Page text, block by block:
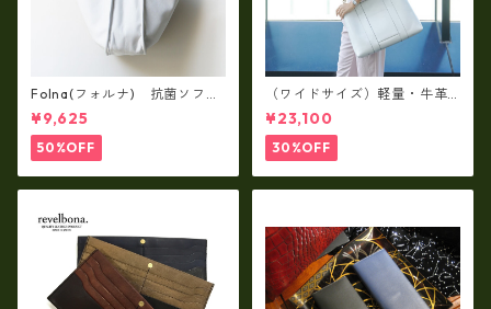
Folna(フォルナ) 抗菌ソフト
スムースレザー トートバッグ
¥9,625
50%OFF
（ワイドサイズ）軽量・牛革
製品・2WAYヌメ革トートバッ
グ（A3サイズ/日本製）(高収
納）ir-02G
¥23,100
30%OFF